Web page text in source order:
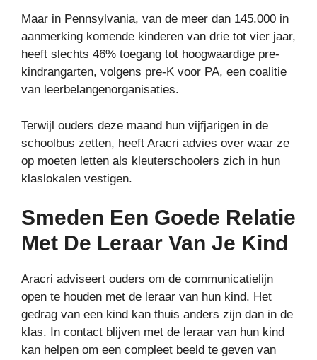
Maar in Pennsylvania, van de meer dan 145.000 in
aanmerking komende kinderen van drie tot vier jaar,
heeft slechts 46% toegang tot hoogwaardige pre-
kindrangarten, volgens pre-K voor PA, een coalitie
van leerbelangenorganisaties.
Terwijl ouders deze maand hun vijfjarigen in de
schoolbus zetten, heeft Aracri advies over waar ze
op moeten letten als kleuterschoolers zich in hun
klaslokalen vestigen.
Smeden Een Goede Relatie
Met De Leraar Van Je Kind
Aracri adviseert ouders om de communicatielijn
open te houden met de leraar van hun kind. Het
gedrag van een kind kan thuis anders zijn dan in de
klas. In contact blijven met de leraar van hun kind
kan helpen om een ​​compleet beeld te geven van